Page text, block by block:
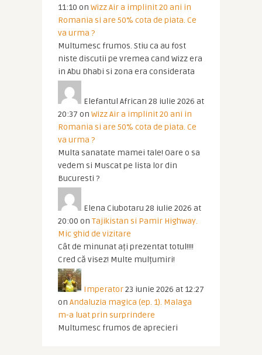
11:10 on Wizz Air a implinit 20 ani in
Romania si are 50% cota de piata. Ce
va urma ?
Multumesc frumos. Stiu ca au fost
niste discutii pe vremea cand Wizz era
in Abu Dhabi si zona era considerata
Elefantul African 28 iulie 2026 at
20:37 on Wizz Air a implinit 20 ani in
Romania si are 50% cota de piata. Ce
va urma ?
Multa sanatate mamei tale! Oare o sa
vedem si Muscat pe lista lor din
Bucuresti ?
Elena Ciubotaru 28 iulie 2026 at
20:00 on Tajikistan si Pamir Highway.
Mic ghid de vizitare
Cât de minunat ați prezentat totul!!!!
Cred că visez! Multe mulțumiri!
Imperator23 iunie 2026 at 12:27
on Andaluzia magica (ep. 1). Malaga
m-a luat prin surprindere
Multumesc frumos de aprecieri